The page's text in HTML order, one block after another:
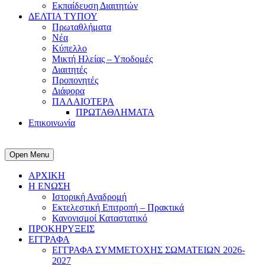
Εκπαίδευση Διαιτητών
ΔΕΛΤΙΑ ΤΥΠΟΥ
Πρωταθλήματα
Νέα
Κύπελλο
Μικτή Ηλείας – Υποδομές
Διαιτητές
Προπονητές
Διάφορα
ΠΑΛΑΙΟΤΕΡΑ
ΠΡΩΤΑΘΛΗΜΑΤΑ
Επικοινωνία
Open Menu
ΑΡΧΙΚΗ
Η ΕΝΩΣΗ
Ιστορική Αναδρομή
Εκτελεστική Επιτροπή – Πρακτικά
Κανονισμοί Καταστατικό
ΠΡΟΚΗΡΥΞΕΙΣ
ΕΓΓΡΑΦΑ
ΕΓΓΡΑΦΑ ΣΥΜΜΕΤΟΧΗΣ ΣΩΜΑΤΕΙΩΝ 2026-
2027